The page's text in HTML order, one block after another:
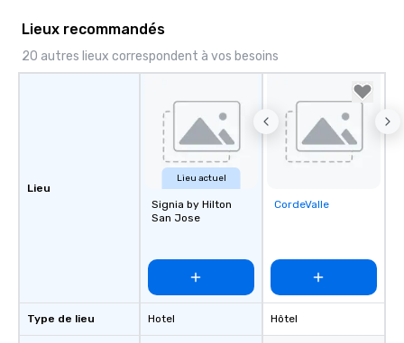
Lieux recommandés
20 autres lieux correspondent à vos besoins
Lieu
Type de lieu
Lieu actuel
Signia by Hilton
San Jose
Hotel
Removed from
CordeValle
Hôtel